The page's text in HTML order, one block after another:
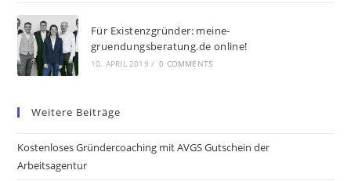
Für Existenzgründer: meine-
gruendungsberatung.de online!
10. APRIL 2019 / 0 COMMENTS
Weitere Beiträge
Kostenloses Gründercoaching mit AVGS Gutschein der
Arbeitsagentur